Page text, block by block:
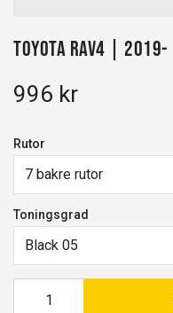
Toyota RAV4 | 2019-
996 kr
Rutor
7 bakre rutor
Toningsgrad
Black 05